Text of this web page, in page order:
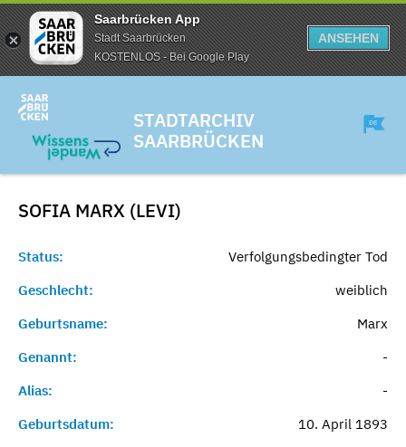
Saarbrücken App
Stadt Saarbrücken
KOSTENLOS - Bei Google Play
ANSEHEN
STADTARCHIV
SAARBRÜCKEN
SOFIA MARX (LEVI)
Status:
Verfolgungsbedingter Tod
Geschlecht:
weiblich
Geburtsname:
Marx
Genannt:
-
Alias:
-
Geburtsdatum:
10. April 1893